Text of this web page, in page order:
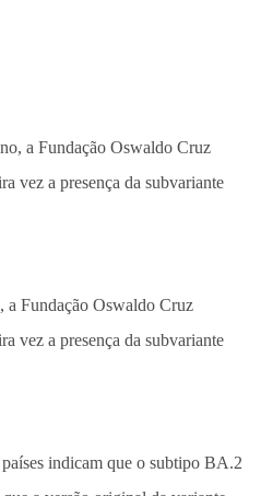
a Fundação Oswaldo Cruz
vez a presença da subvariante